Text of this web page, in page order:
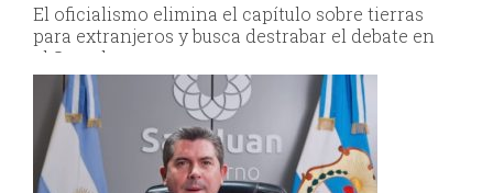
El oficialismo elimina el capítulo sobre tierras
para extranjeros y busca destrabar el debate en
el Senado